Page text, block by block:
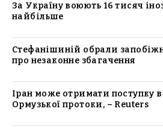
За Україну воюють 16 тисяч
найбільше
Стефанішиній обрали
про незаконне збагачення
Іран може отримати поступку в
Ормузької протоки, – Reuters